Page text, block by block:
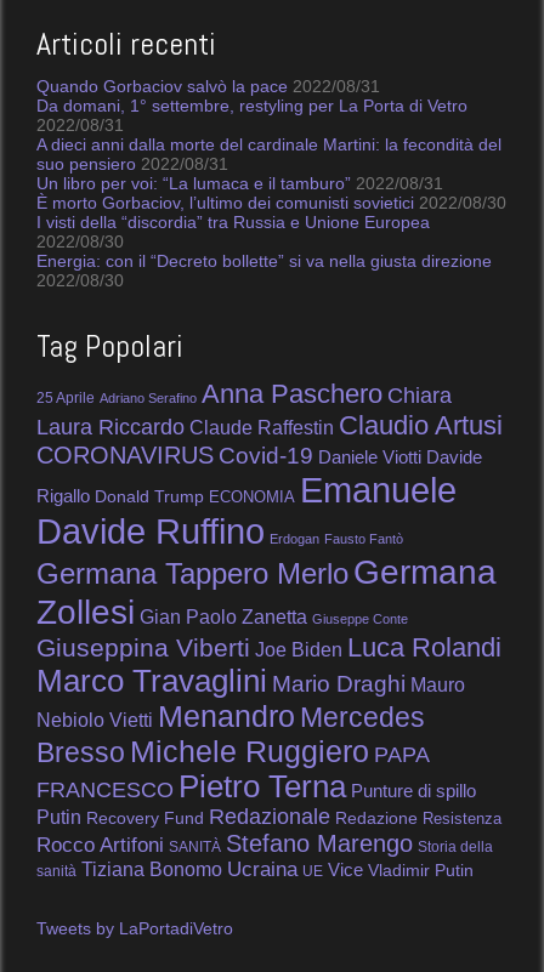
Articoli recenti
Quando Gorbaciov salvò la pace 2022/08/31
Da domani, 1° settembre, restyling per La Porta di Vetro
2022/08/31
A dieci anni dalla morte del cardinale Martini: la fecondità del
suo pensiero 2022/08/31
Un libro per voi: “La lumaca e il tamburo” 2022/08/31
È morto Gorbaciov, l’ultimo dei comunisti sovietici 2022/08/30
I visti della “discordia” tra Russia e Unione Europea
2022/08/30
Energia: con il “Decreto bollette” si va nella giusta direzione
2022/08/30
Tag Popolari
25 Aprile Adriano Serafino Anna Paschero Chiara
Laura Riccardo Claude Raffestin Claudio Artusi
CORONAVIRUS Covid-19 Daniele Viotti Davide
Rigallo Donald Trump ECONOMIA Emanuele
Davide Ruffino Erdogan Fausto Fantò
Germana Tappero MerloGermana
Zollesi Gian Paolo Zanetta Giuseppe Conte
Giuseppina Viberti Joe Biden Luca Rolandi
Marco Travaglini Mario Draghi Mauro
Nebiolo Vietti Menandro Mercedes
Bresso Michele Ruggiero PAPA
FRANCESCO Pietro Terna Punture di spillo
Putin Recovery Fund Redazionale Redazione Resistenza
Rocco Artifoni SANITÀ Stefano Marengo Storia della
sanità Tiziana Bonomo Ucraina UE Vice Vladimir Putin
Tweets by LaPortadiVetro